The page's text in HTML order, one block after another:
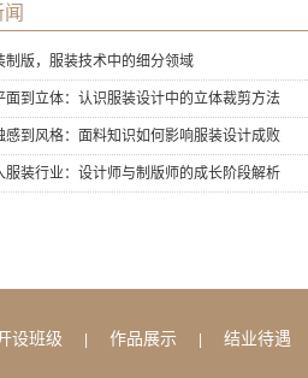
制版，服装技术中的细分领域
面到立体：认识服装设计中的立体裁剪方法
感到风格：面料知识如何影响服装设计成败
服装行业：设计师与制版师的成长阶段解析
设班级 作品展示 结业待遇